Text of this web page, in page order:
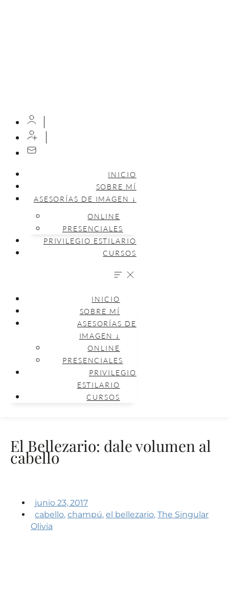
INICIO
SOBRE MÍ
ASESORÍAS DE IMAGEN ↓
ONLINE
PRESENCIALES
PRIVILEGIO ESTILARIO
CURSOS
INICIO
SOBRE MÍ
ASESORÍAS DE
IMAGEN ↓
ONLINE
PRESENCIALES
PRIVILEGIO
ESTILARIO
CURSOS
El Bellezario: dale volumen al
cabello
junio 23, 2017
cabello, champú, el bellezario, The Singular
Olivia